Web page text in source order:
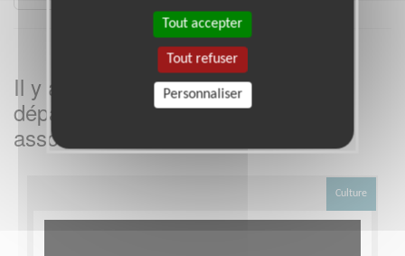
Il y a
missions bénévoles dans le
département
Allierdans cette
association
Culture
Tout accepter
Tout refuser
Personnaliser